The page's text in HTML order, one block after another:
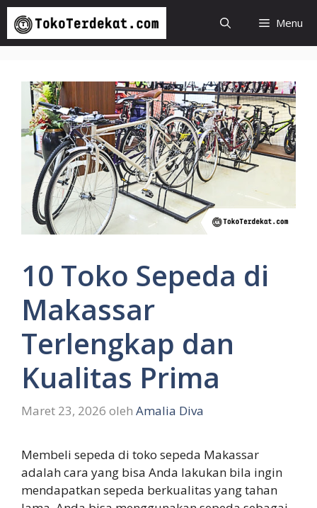
Langsung
isi
Menu
10 Toko Sepeda di
Makassar
Terlengkap dan
Kualitas Prima
Maret 23, 2026 oleh Amalia Diva
Membeli sepeda di toko sepeda Makassar
adalah cara yang bisa Anda lakukan bila ingin
mendapatkan sepeda berkualitas yang tahan